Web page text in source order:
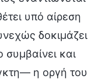
υπό αίρεση
δοκιμάζει
και
η οργή του